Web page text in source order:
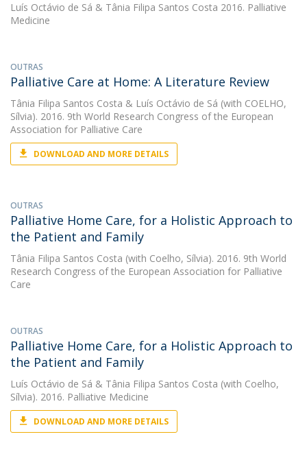
Luís Octávio de Sá & Tânia Filipa Santos Costa 2016. Palliative
Medicine
OUTRAS
Palliative Care at Home: A Literature Review
Tânia Filipa Santos Costa & Luís Octávio de Sá (with COELHO,
Sílvia). 2016. 9th World Research Congress of the European
Association for Palliative Care
DOWNLOAD AND MORE DETAILS
OUTRAS
Palliative Home Care, for a Holistic Approach to
the Patient and Family
Tânia Filipa Santos Costa (with Coelho, Sílvia). 2016. 9th World
Research Congress of the European Association for Palliative
Care
OUTRAS
Palliative Home Care, for a Holistic Approach to
the Patient and Family
Luís Octávio de Sá & Tânia Filipa Santos Costa (with Coelho,
Sílvia). 2016. Palliative Medicine
DOWNLOAD AND MORE DETAILS